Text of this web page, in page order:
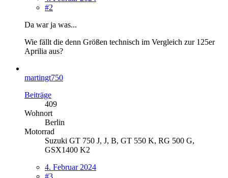
#2
Da war ja was...
Wie fällt die denn Größen technisch im Vergleich zur 125er
Aprilia aus?
martingt750
Beiträge
409
Wohnort
Berlin
Motorrad
Suzuki GT 750 J, J, B, GT 550 K, RG 500 G,
GSX1400 K2
4. Februar 2024
#3